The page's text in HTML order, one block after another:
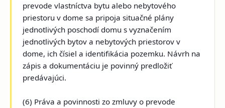
prevode vlastníctva bytu alebo nebytového
priestoru v dome sa pripoja situačné plány
jednotlivých poschodí domu s vyznačením
jednotlivých bytov a nebytových priestorov v
dome, ich čísiel a identifikácia pozemku. Návrh na
zápis a dokumentáciu je povinný predložiť
predávajúci.
(6) Práva a povinnosti zo zmluvy o prevode